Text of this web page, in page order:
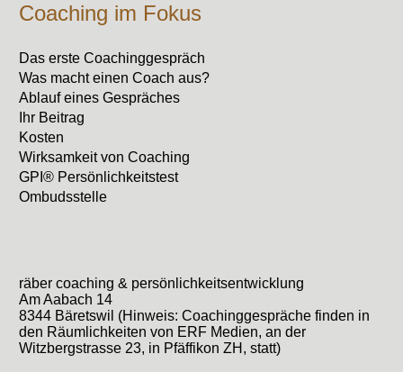
Coaching im Fokus
Das erste Coachinggespräch
Was macht einen Coach aus?
Ablauf eines Gespräches
Ihr Beitrag
Kosten
Wirksamkeit von Coaching
GPI® Persönlichkeitstest
Ombudsstelle
räber coaching & persönlichkeitsentwicklung
Am Aabach 14
8344 Bäretswil (Hinweis: Coachinggespräche finden in
den Räumlichkeiten von ERF Medien, an der
Witzbergstrasse 23, in Pfäffikon ZH, statt)